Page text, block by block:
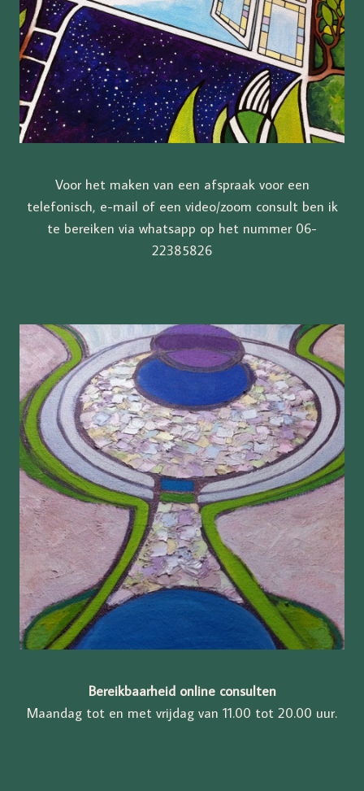
Voor het maken van een afspraak voor een
telefonisch, e-mail of een video/zoom consult ben ik
te bereiken via whatsapp op het nummer 06-
22385826
Bereikbaarheid online consulten
Maandag tot en met vrijdag van 11.00 tot 20.00 uur.